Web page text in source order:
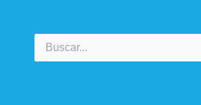
Buscar
por: